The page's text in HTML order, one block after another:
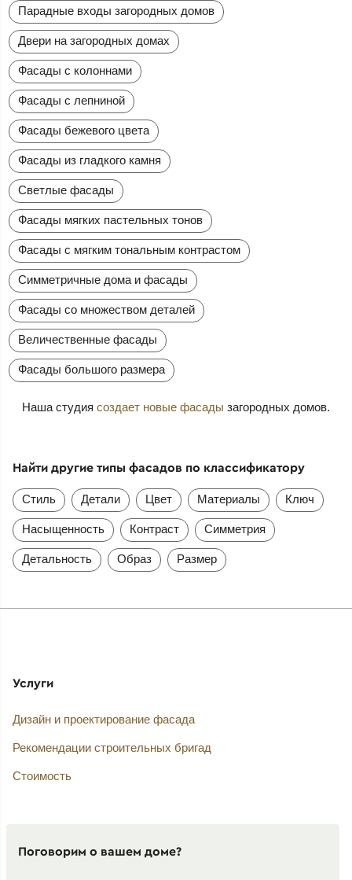
Парадные входы загородных домов
Двери на загородных домах
Фасады с колоннами
Фасады с лепниной
Фасады бежевого цвета
Фасады из гладкого камня
Светлые фасады
Фасады мягких пастельных тонов
Фасады с мягким тональным контрастом
Симметричные дома и фасады
Фасады со множеством деталей
Величественные фасады
Фасады большого размера
Наша студия создает новые фасады загородных домов.
Найти другие типы фасадов по классификатору
Стиль Детали Цвет Материалы Ключ
Насыщенность Контраст Симметрия
Детальность Образ Размер
Услуги
Дизайн и проектирование фасада
Рекомендации строительных бригад
Стоимость
Поговорим о вашем доме?